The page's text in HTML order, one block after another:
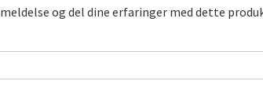
og del dine erfaringer med dette